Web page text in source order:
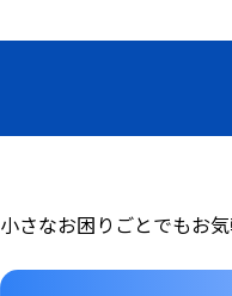
小さなお困りごとでもお